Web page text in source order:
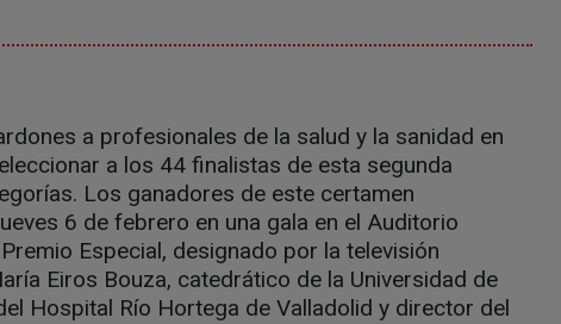
a profesionales de la salud y la sanidad en
a los 44 finalistas de esta segunda
Los ganadores de este certamen
6 de febrero en una gala en el Auditorio
Especial, designado por la televisión
Eiros Bouza, catedrático de la Universidad de
Hospital Río Hortega de Valladolid y director del